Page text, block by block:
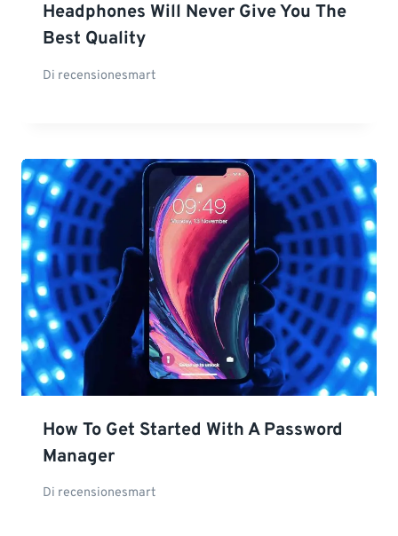
Headphones Will Never Give You The
Best Quality
Di recensionesmart
How To Get Started With A Password
Manager
Di recensionesmart